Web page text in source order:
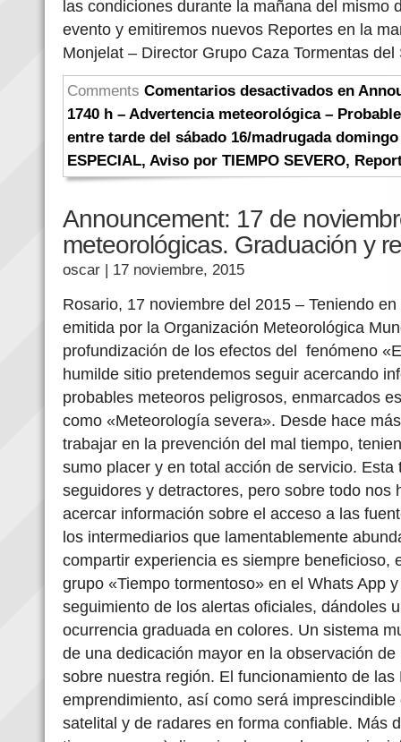
las condiciones durante la mañana del mismo
evento y emitiremos nuevos Reportes en la
Monjelat – Director Grupo Caza Tormentas
Comments Comentarios desactivados en
1740 h – Advertencia meteorológica –
entre tarde del sábado 16/madrugada domingo
ESPECIAL, Aviso por TIEMPO SEVERO,
Announcement: 17 de
meteorológicas. Graduación y
oscar | 17 noviembre, 2015
Rosario, 17 noviembre del 2015 – Teniendo
emitida por la Organización Meteorológica
profundización de los efectos del fenómeno
humilde sitio pretendemos seguir acercando
probables meteoros peligrosos, enmarcados
como «Meteorología severa». Desde hace
trabajar en la prevención del mal tiempo,
sumo placer y en total acción de servicio. Esta
seguidores y detractores, pero sobre todo nos
acercar información sobre el acceso a las
los intermediarios que lamentablemente
compartir experiencia es siempre beneficioso,
grupo «Tiempo tormentoso» en el Whats App
seguimiento de los alertas oficiales, dándoles
ocurrencia graduada en colores. Un sistema
de una dedicación mayor en la observación
sobre nuestra región. El funcionamiento de
emprendimiento, así como será
satelital y de radares en forma confiable. Más